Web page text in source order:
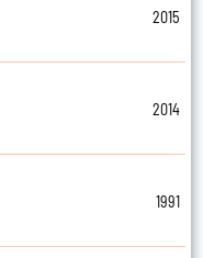
2015
2014
1991